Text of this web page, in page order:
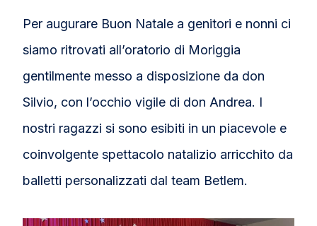
Per augurare Buon Natale a genitori e nonni ci
siamo ritrovati all’oratorio di Moriggia
gentilmente messo a disposizione da don
Silvio, con l’occhio vigile di don Andrea. I
nostri ragazzi si sono esibiti in un piacevole e
coinvolgente spettacolo natalizio arricchito da
balletti personalizzati dal team Betlem.